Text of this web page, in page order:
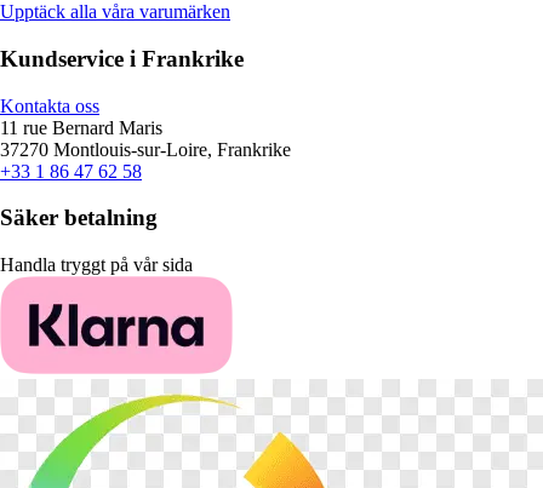
Upptäck alla våra varumärken
Kundservice i Frankrike
Kontakta oss
11 rue Bernard Maris
37270 Montlouis-sur-Loire, Frankrike
+33 1 86 47 62 58
Säker betalning
Handla tryggt på vår sida